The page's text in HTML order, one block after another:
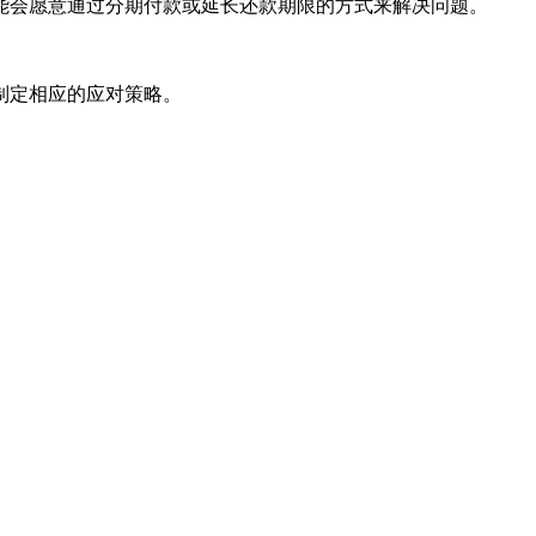
愿意通过分期付款或延长还款期限的方式来解决问题。
相应的应对策略。